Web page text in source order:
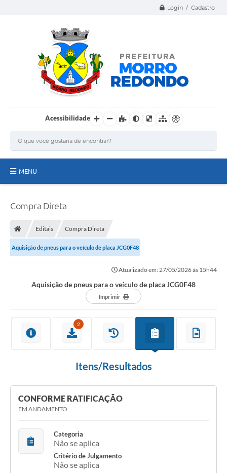
Login / Cadastro
Acessibilidade
MENU
Secretarias
Contas Públicas
Contratos
Ouvidoria
Agenda
Compra Direta
Editais Compra Direta
Aquisição de pneus para o veículo de placa JCG0F48
Atualizado em: 27/05/2026 às 15h44
Aquisição de pneus para o veículo de placa JCG0F48
Imprimir
2
Itens/Resultados
CONFORME RATIFICAÇÃO
EM ANDAMENTO
Categoria
Não se aplica
Critério de Julgamento
Não se aplica